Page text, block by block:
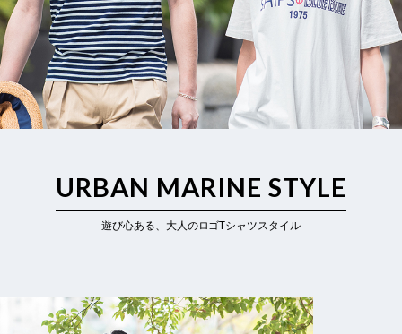
URBAN MARINE STYLE
遊び心ある、大人のロゴTシャツスタイル